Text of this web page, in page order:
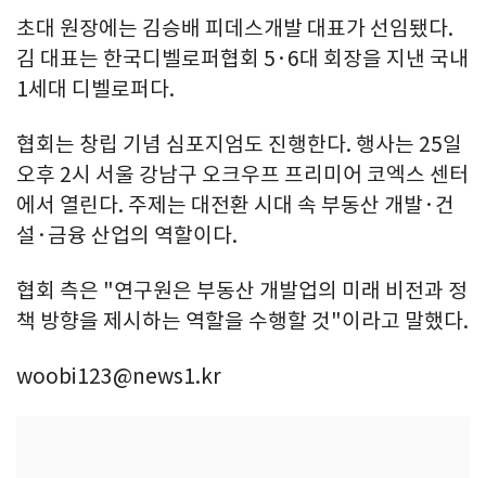
초대 원장에는 김승배 피데스개발 대표가 선임됐다.
김 대표는 한국디벨로퍼협회 5·6대 회장을 지낸 국내
1세대 디벨로퍼다.
협회는 창립 기념 심포지엄도 진행한다. 행사는 25일
오후 2시 서울 강남구 오크우프 프리미어 코엑스 센터
에서 열린다. 주제는 대전환 시대 속 부동산 개발·건
설·금융 산업의 역할이다.
협회 측은 "연구원은 부동산 개발업의 미래 비전과 정
책 방향을 제시하는 역할을 수행할 것"이라고 말했다.
woobi123@news1.kr